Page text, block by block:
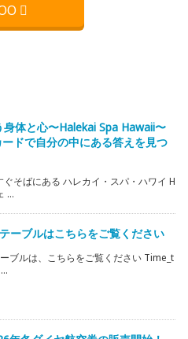
身体と心〜Halekai Spa Hawaii〜
ドで自分の中にある答えを見つ
ぐそばにある ハレカイ・スパ・ハワイ H
...
ーブルはこちらをご覧ください
ブルは、こちらをご覧ください Time_t